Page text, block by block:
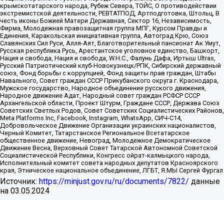
крымскотатарского народа, Рубеж Севера, ТОЙС, О противодействии
экстремистской деятельности, РЕВТАТПОД, Артподготовка, Штольц, В
честь иконы Божией Матери Державная, Сектор 16, Независимость,
Фирма, Молодежная правозащитная группа МПГ, Курсом Правды и
Единения, Каракольская инициативная группа, Автоград Крю, Союз
Славянских Сил Руси, Алля-Аят, Благотворительный пансионат Ак Умут,
Русская республика Русь, Арестантское уголовное единство, Башкорт,
Нация и свобода, Нация и свобода, W.H.С., Фалунь Дафа, Иртыш Ultras,
Русский Патриотический клуб-Новокузнецк/РПК, Сибирский державный
союз, Фонд борьбы с коррупцией, Фонд защиты прав граждан, Штабы
Навального, Совет граждан СССР Прикубанского округа г. Краснодара,
Мужское государство, Народное объединение русского движения,
Народное движение Адат, Народный совет граждан РСФСР СССР
Архангельской области, Проект Штурм, Граждане СССР, Держава Союз
Советских Светлых Родов, Совет Советских Социалистических Районов,
Meta Platforms Inc, Facebook, Instagram, WhatsApp, СИЧ-С14,
Добровольческое Движение Организации украинских националистов,
Черный Комитет, Татарстанское Региональное Всетатарское
общественное движение, Невоград, Молодежное Демократическое
Движение Весна, Верховный Совет Татарской Автономной Советской
Социалистической Республики, Конгресс ойрат-калмыцкого народа,
Исполнительный комитет совета народных депутатов Красноярского
края, Этническое национальное объединение, ЛГБТ, Я.МЫ Сергей Фургал
Источник: https://minjust.gov.ru/ru/documents/7822/ данные
на 03.05.2024